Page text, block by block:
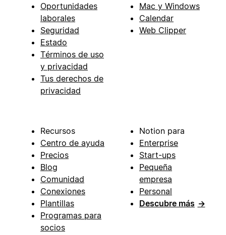
Oportunidades
laborales
Seguridad
Estado
Términos de uso
y privacidad
Tus derechos de
privacidad
Mac y Windows
Calendar
Web Clipper
Recursos
Centro de ayuda
Precios
Blog
Comunidad
Conexiones
Plantillas
Programas para
socios
Notion para
Enterprise
Start-ups
Pequeña
empresa
Personal
Descubre más →